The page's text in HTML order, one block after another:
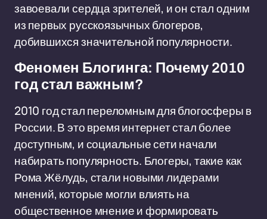
завоевали сердца зрителей, и он стал одним
из первых русскоязычных блогеров,
добившихся значительной популярности.
Феномен Блогинга: Почему 2010
год стал важным?
2010 год стал переломным для блогосферы в
России. В это время интернет стал более
доступным, и социальные сети начали
набирать популярность. Блогеры, такие как
Рома Жёлудь, стали новыми лидерами
мнений, которые могли влиять на
общественное мнение и формировать